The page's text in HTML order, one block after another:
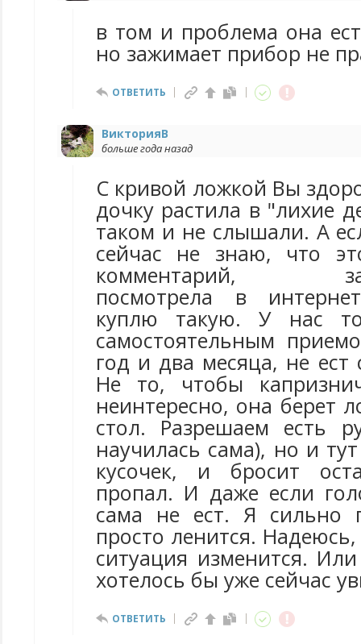
в том и проблема она
но зажимает прибор не
ОТВЕТИТЬ
ВикторияВ
больше года назад
С кривой ложкой Вы
дочку растила в "лихие
таком и не слышали. А
сейчас не знаю, что
комментарий,
посмотрела в
куплю такую. У нас
самостоятельным
год и два месяца, не
Не то, чтобы
неинтересно, она берет
стол. Разрешаем есть
научилась сама), но и
кусочек, и бросит
пропал. И даже если
сама не ест. Я сильно
просто ленится.
ситуация изменится.
хотелось бы уже сейчас
ОТВЕТИТЬ